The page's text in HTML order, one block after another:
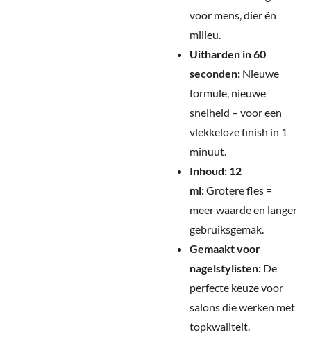
voor mens, dier én
milieu.
Uitharden in 60
seconden: Nieuwe
formule, nieuwe
snelheid – voor een
vlekkeloze finish in 1
minuut.
Inhoud: 12
ml:Grotere fles =
meer waarde en langer
gebruiksgemak.
Gemaakt voor
nagelstylisten: De
perfecte keuze voor
salons die werken met
topkwaliteit.